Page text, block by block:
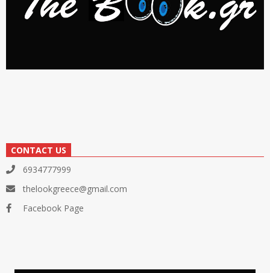
CONTACT US
6934777999
thelookgreece@gmail.com
Facebook Page